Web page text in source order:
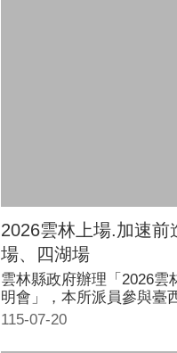
2026雲林上場.加速
場、四湖場
115-07-20
雲林縣政府辦理「2026雲
明會」，本所派員參與臺
片